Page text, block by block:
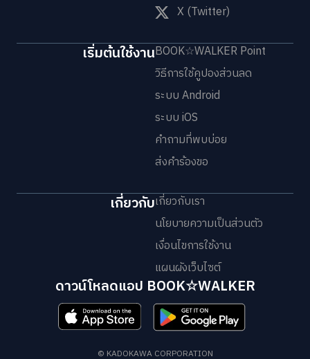
X (Twitter)
เริ่มต้นใช้งานBOOK☆WALKER Point
วิธีการใช้คูปองส่วนลด
ระบบ Android
ระบบ iOS
คำถามที่พบบ่อย
ส่งคำร้องขอ
เกี่ยวกับเกี่ยวกับเรา
นโยบายความเป็นส่วนตัว
เงื่อนไขการใช้งาน
แผนผังเว็บไซต์
ดาวน์โหลดแอป BOOK☆WALKER
© KADOKAWA CORPORATION